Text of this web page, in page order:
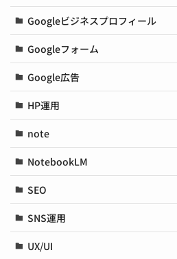
Googleビジネスプロフィール
Googleフォーム
Google広告
HP運用
note
NotebookLM
SEO
SNS運用
UX/UI